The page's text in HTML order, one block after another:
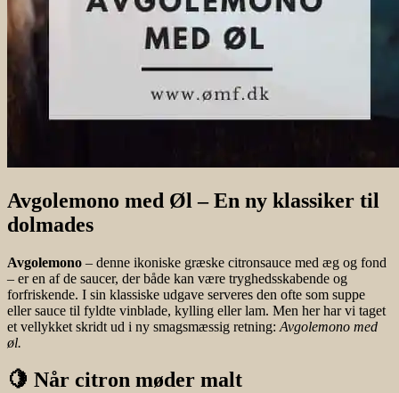
Avgolemono med Øl – En ny klassiker til
dolmades
Avgolemono – denne ikoniske græske citronsauce med æg og fond
– er en af de saucer, der både kan være tryghedsskabende og
forfriskende. I sin klassiske udgave serveres den ofte som suppe
eller sauce til fyldte vinblade, kylling eller lam. Men her har vi taget
et vellykket skridt ud i ny smagsmæssig retning: Avgolemono med
øl.
🍋 Når citron møder malt